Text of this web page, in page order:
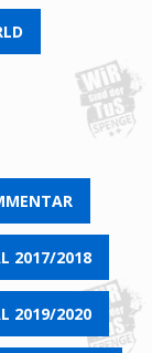
2017/2018
2019/2020